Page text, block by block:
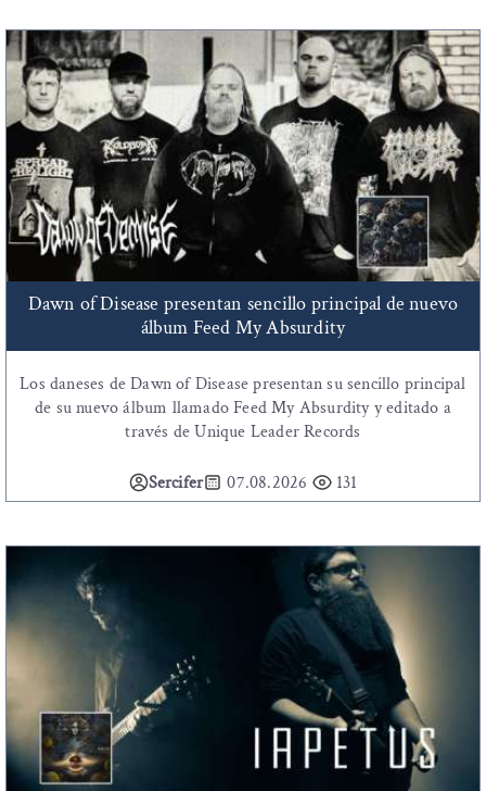
Dawn of Disease presentan sencillo principal de nuevo
álbum Feed My Absurdity
Los daneses de Dawn of Disease presentan su sencillo principal
de su nuevo álbum llamado Feed My Absurdity y editado a
través de Unique Leader Records
Sercifer 07.08.2026 131